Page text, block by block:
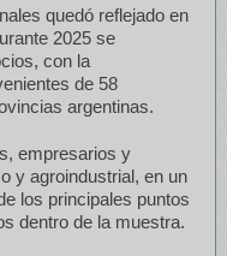
quedó reflejado en
2025 se
con la
de 58
argentinas.
empresarios y
y agroindustrial, en un
los principales puntos
dentro de la muestra.